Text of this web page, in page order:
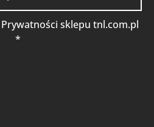
sklepu tnl.com.pl
*